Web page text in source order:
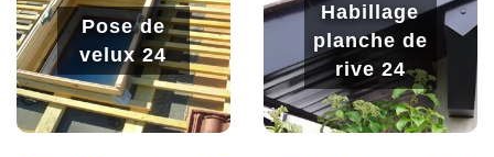
Pose de
velux 24
Habillage
planche de
rive 24